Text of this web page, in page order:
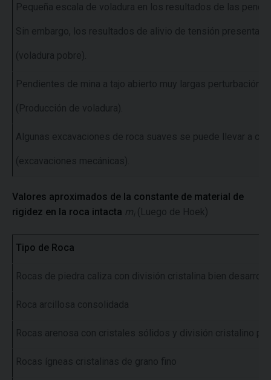
Pequeña escala de voladura en los resultados de las
Sin embargo, los resultados de alivio de tensión presentan
(voladura pobre).
Pendientes de mina a tajo abierto muy largas
(Producción de voladura).
Algunas excavaciones de roca suaves se puede llevar a
(excavaciones mecánicas).
Valores aproximados de la constante de material de
rigidez en la roca intacta mi (Luego de Hoek)
Tipo de Roca
Rocas de piedra caliza con división cristalina bien
Roca arcillosa consolidada
Rocas arenosa con cristales sólidos y división cristalino
Rocas ígneas cristalinas de grano fino